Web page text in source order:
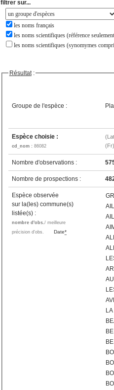
filtrer sur...
les noms français
les noms scientifiques (référence
les noms scientifiques (synomymes
Résultat:
Groupe de l'espèce :
Espèce choisie :
cd_nom : 86082
Nombre d'observations :
Nombre de prospections :
Espèce observée
sur la(les) commune(s)
listée(s) :
nombre d'obs./ meilleure
précision d'obs.
Date*